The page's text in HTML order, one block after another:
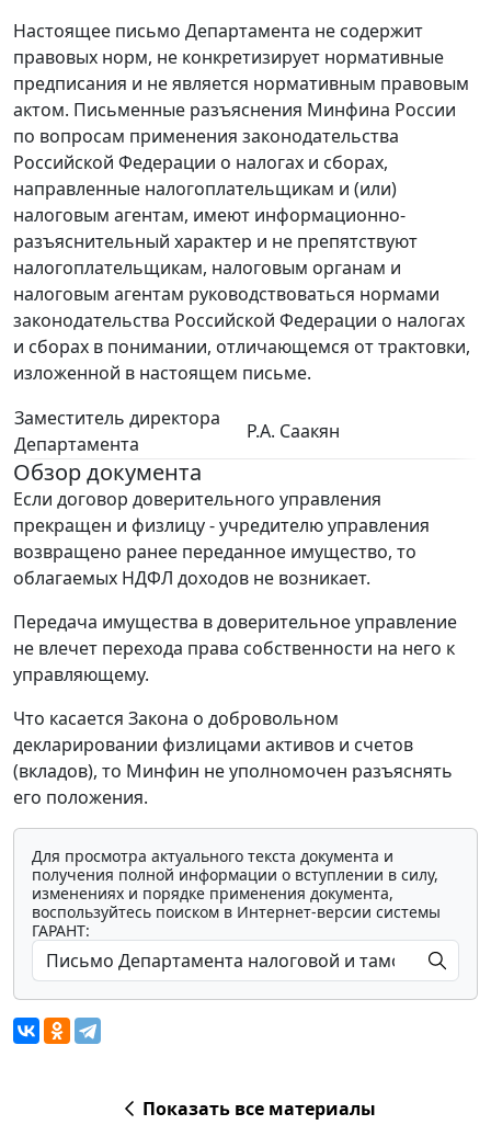
Настоящее письмо Департамента не содержит
правовых норм, не конкретизирует нормативные
предписания и не является нормативным правовым
актом. Письменные разъяснения Минфина России
по вопросам применения законодательства
Российской Федерации о налогах и сборах,
направленные налогоплательщикам и (или)
налоговым агентам, имеют информационно-
разъяснительный характер и не препятствуют
налогоплательщикам, налоговым органам и
налоговым агентам руководствоваться нормами
законодательства Российской Федерации о налогах
и сборах в понимании, отличающемся от трактовки,
изложенной в настоящем письме.
Заместитель директора
Департамента
Р.А. Саакян
Обзор документа
Если договор доверительного управления
прекращен и физлицу - учредителю управления
возвращено ранее переданное имущество, то
облагаемых НДФЛ доходов не возникает.
Передача имущества в доверительное управление
не влечет перехода права собственности на него к
управляющему.
Что касается Закона о добровольном
декларировании физлицами активов и счетов
(вкладов), то Минфин не уполномочен разъяснять
его положения.
Для просмотра актуального текста документа и
получения полной информации о вступлении в силу,
изменениях и порядке применения документа,
воспользуйтесь поиском в Интернет-версии системы
ГАРАНТ:
Показать все материалы